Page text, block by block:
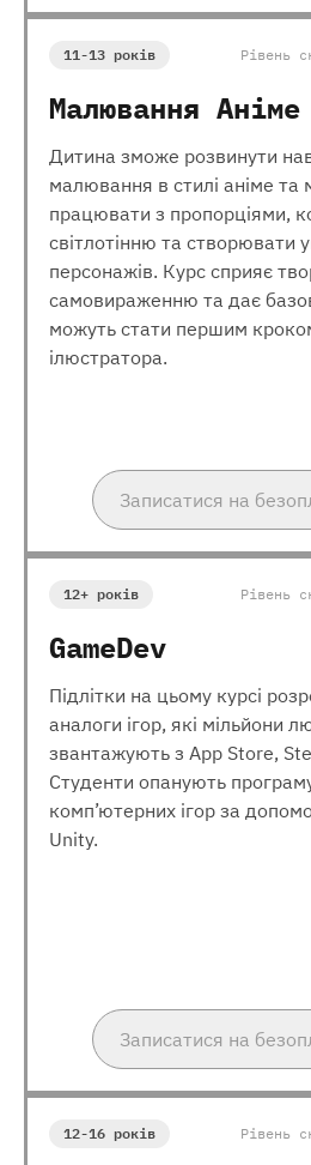
11-13 років Рівень
Малювання Аніме
Дитина зможе розвинути
малювання в стилі аніме та
працювати з пропорціями,
світлотінню та створювати
персонажів. Курс сприяє
самовираженню та дає
можуть стати першим
ілюстратора.
Записатися на
12+ років Рівень
GameDev
Підлітки на цьому курсі
аналоги ігор, які мільйони
звантажують з App Store,
Студенти опанують
комп’ютерних ігор за
Unity.
Записатися на
12-16 років Рівень